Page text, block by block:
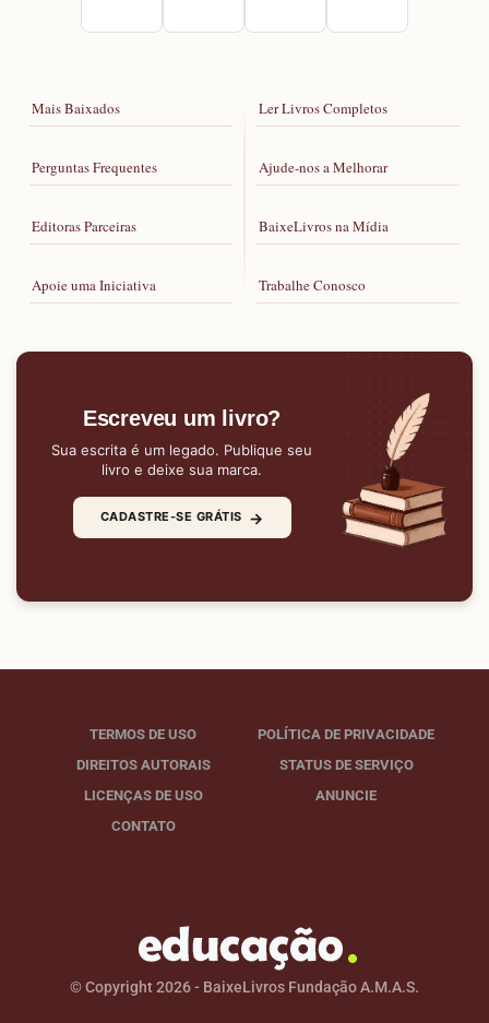
Mais Baixados
Perguntas Frequentes
Editoras Parceiras
Apoie uma Iniciativa
Ler Livros Completos
Ajude-nos a Melhorar
BaixeLivros na Mídia
Trabalhe Conosco
Escreveu um livro?
Sua escrita é um legado. Publique seu
livro e deixe sua marca.
CADASTRE-SE GRÁTIS →
TERMOS DE USO
POLÍTICA DE PRIVACIDADE
DIREITOS AUTORAIS
STATUS DE SERVIÇO
LICENÇAS DE USO
ANUNCIE
CONTATO
© Copyright 2026 - BaixeLivros Fundação A.M.A.S.